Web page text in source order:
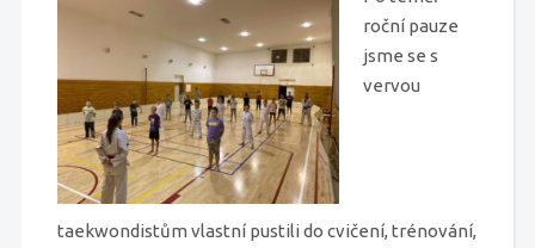
roční pauze
jsme se s
vervou
taekwondistům vlastní pustili do cvičení, trénování,